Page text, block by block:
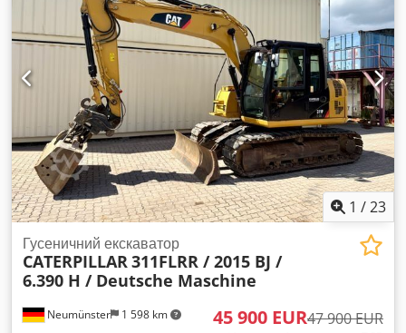
1 /23
Neumünster 1 598 km
Гусеничний екскаватор
CATERPILLAR 311FLRR / 2015 BJ /
6.390 H / Deutsche Maschine
45 900 EUR47 900 EUR